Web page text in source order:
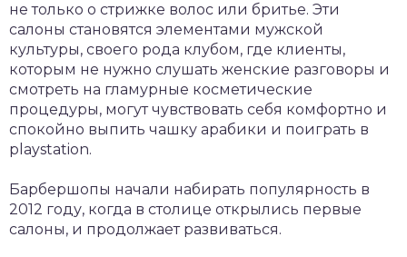
не только о стрижке волос или бритье. Эти
салоны становятся элементами мужской
культуры, своего рода клубом, где клиенты,
которым не нужно слушать женские разговоры и
смотреть на гламурные косметические
процедуры, могут чувствовать себя комфортно и
спокойно выпить чашку арабики и поиграть в
playstation.
Барбершопы начали набирать популярность в
2012 году, когда в столице открылись первые
салоны, и продолжает развиваться.